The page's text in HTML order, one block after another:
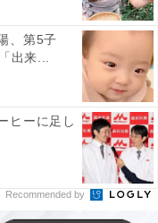
、第5子
出来...
ヒーに足し
Recommended by